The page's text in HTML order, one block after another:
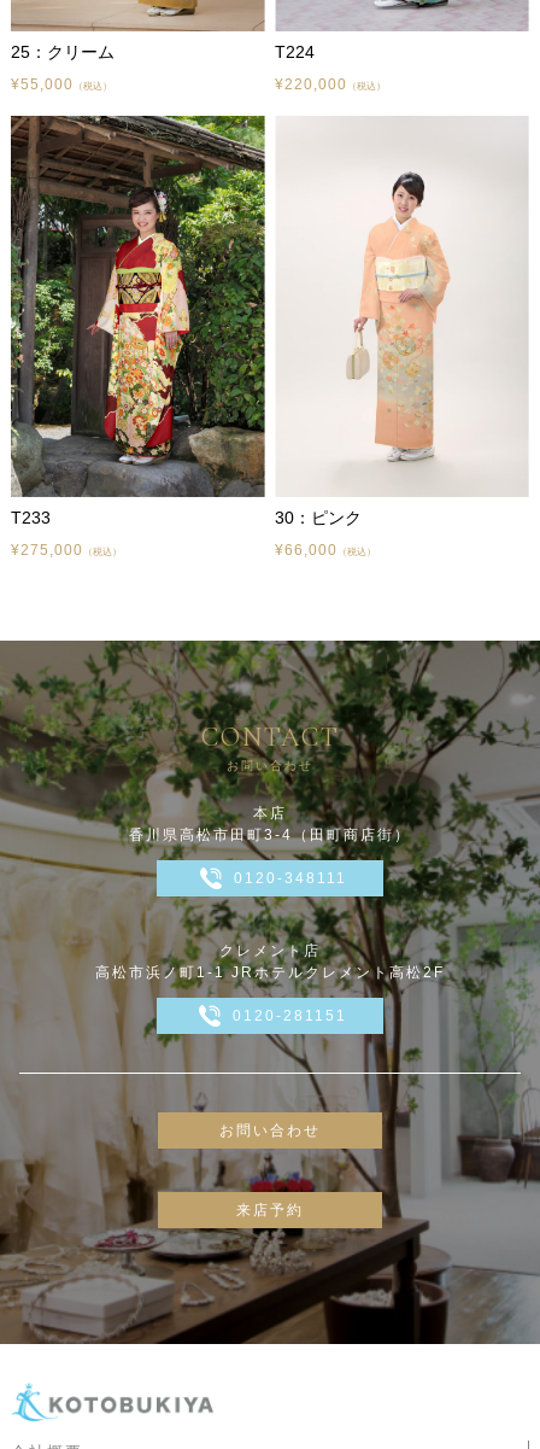
25：クリーム
¥55,000 （税込）
T224
¥220,000 （税込）
T233
¥275,000 （税込）
30：ピンク
¥66,000 （税込）
CONTACT
お問い合わせ
本店
香川県高松市田町3-4（田町商店街）
0120-348111
クレメント店
高松市浜ノ町1-1 JRホテルクレメント高松2F
0120-281151
お問い合わせ
来店予約